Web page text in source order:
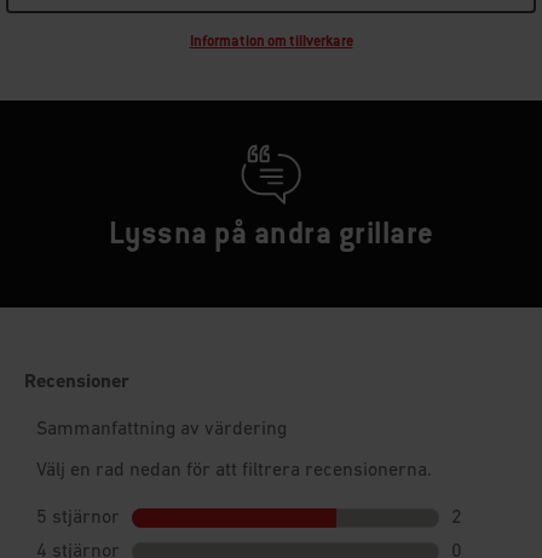
Information om tillverkare
Lyssna på andra grillare